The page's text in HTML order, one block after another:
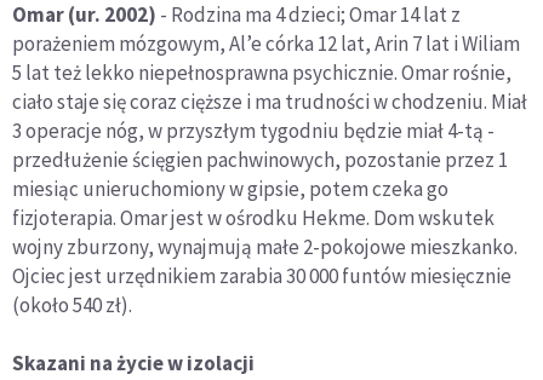
Omar (ur. 2002) - Rodzina ma 4 dzieci; Omar 14 lat z
porażeniem mózgowym, Al’e córka 12 lat, Arin 7 lat i Wiliam
5 lat też lekko niepełnosprawna psychicznie. Omar rośnie,
ciało staje się coraz cięższe i ma trudności w chodzeniu. Miał
3 operacje nóg, w przyszłym tygodniu będzie miał 4-tą -
przedłużenie ścięgien pachwinowych, pozostanie przez 1
miesiąc unieruchomiony w gipsie, potem czeka go
fizjoterapia. Omar jest w ośrodku Hekme. Dom wskutek
wojny zburzony, wynajmują małe 2-pokojowe mieszkanko.
Ojciec jest urzędnikiem zarabia 30 000 funtów miesięcznie
(około 540 zł).
Skazani na życie w izolacji